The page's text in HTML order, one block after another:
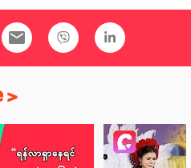
email
>